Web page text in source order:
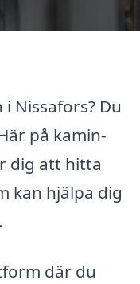
Nissafors? Du
på kamin-
dig att hitta
kan hjälpa dig
där du